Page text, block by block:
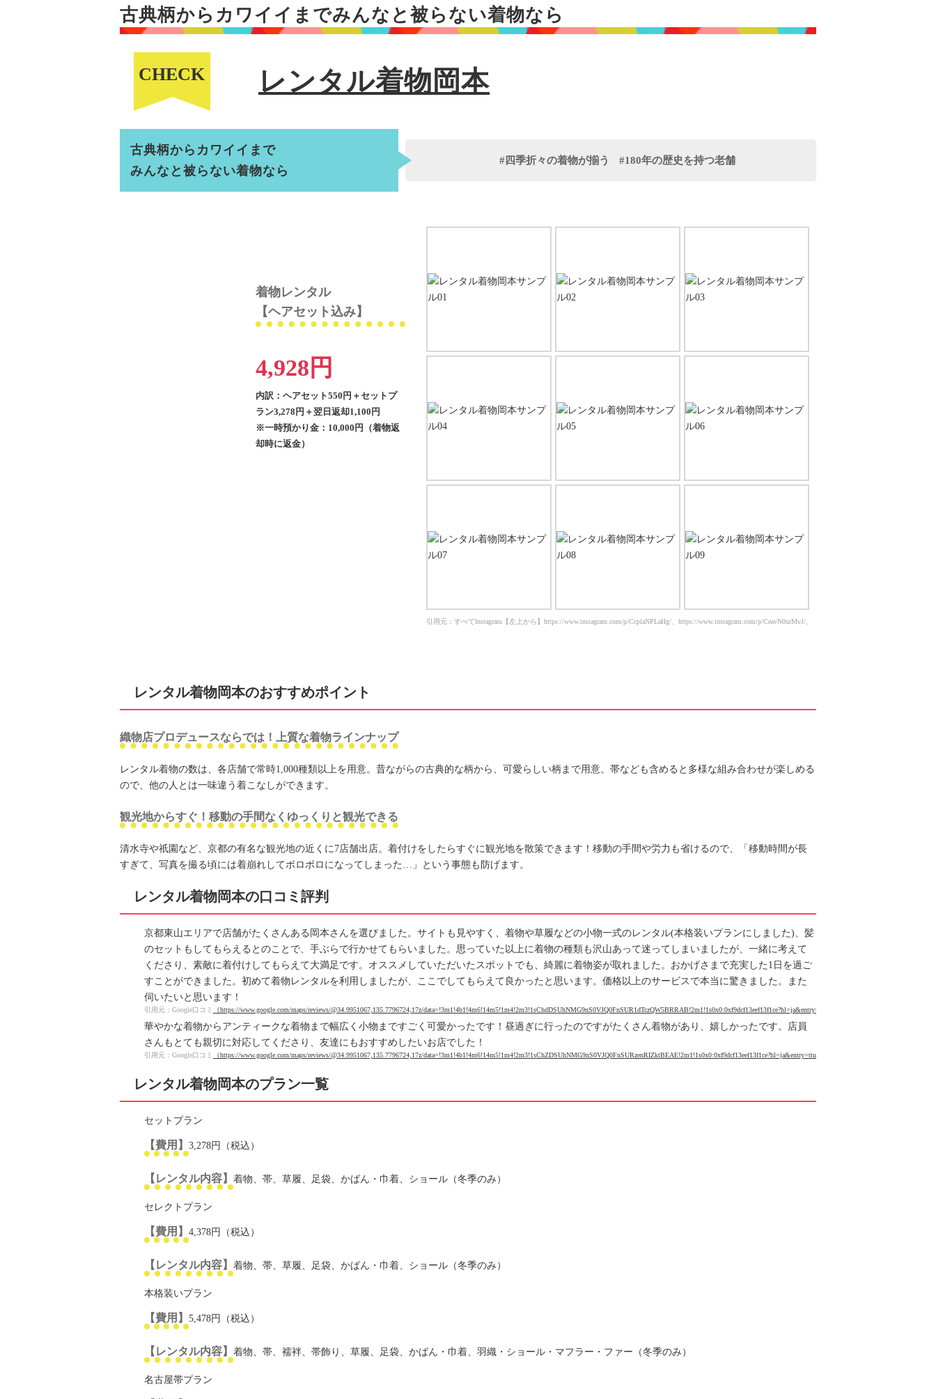
古典柄からカワイイまでみんなと被らない着物なら
CHECK レンタル着物岡本
古典柄からカワイイまで
みんなと被らない着物なら
#四季折々の着物が揃う #180年の歴史を持つ老舗
着物レンタル
【ヘアセット込み】
4,928円
内訳：ヘアセット550円＋セットプ
ラン3,278円＋翌日返却1,100円
※一時預かり金：10,000円（着物返
却時に返金）
引用元：すべてInstagram【左上から】https://www.instagram.com/p/CcplaNPLaHg/、https://www.instagram.com/p/CeavN0urMvJ/、https://www.instagram.com/p/
レンタル着物岡本のおすすめポイント
織物店プロデュースならでは！上質な着物ラインナップ
レンタル着物の数は、各店舗で常時1,000種類以上を用意。昔ながらの古典的な柄から、可愛らしい柄まで用意。帯なども含めると多様な組み合わせが楽しめる
ので、他の人とは一味違う着こなしができます。
観光地からすぐ！移動の手間なくゆっくりと観光できる
清水寺や祇園など、京都の有名な観光地の近くに7店舗出店。着付けをしたらすぐに観光地を散策できます！移動の手間や労力も省けるので、「移動時間が長
すぎて、写真を撮る頃には着崩れしてボロボロになってしまった…」という事態も防げます。
レンタル着物岡本の口コミ評判
京都東山エリアで店舗がたくさんある岡本さんを選びました。サイトも見やすく、着物や草履などの小物一式のレンタル(本格装いプランにしました)、髪
のセットもしてもらえるとのことで、手ぶらで行かせてもらいました。思っていた以上に着物の種類も沢山あって迷ってしまいましたが、一緒に考えて
くださり、素敵に着付けしてもらえて大満足です。オススメしていただいたスポットでも、綺麗に着物姿が取れました。おかげさまで充実した1日を過ご
すことができました。初めて着物レンタルを利用しましたが、ここでしてもらえて良かったと思います。価格以上のサービスで本当に驚きました。また
伺いたいと思います！
引用元：Google口コミ （https://www.google.com/maps/reviews/@34.9951067,135.7796724,17z/
華やかな着物からアンティークな着物まで幅広く小物まですごく可愛かったです！昼過ぎに行ったのですがたくさん着物があり、嬉しかったです。店員
さんもとても親切に対応してくださり、友達にもおすすめしたいお店でした！
引用元：Google口コミ （https://www.google.com/maps/reviews/@34.9951067,135.7796724,17z/
レンタル着物岡本のプラン一覧
セットプラン
【費用】 3,278円（税込）
【レンタル内容】 着物、帯、草履、足袋、かばん・巾着、ショール（冬季のみ）
セレクトプラン
【費用】 4,378円（税込）
【レンタル内容】 着物、帯、草履、足袋、かばん・巾着、ショール（冬季のみ）
本格装いプラン
【費用】 5,478円（税込）
【レンタル内容】 着物、帯、襦袢、帯飾り、草履、足袋、かばん・巾着、羽織・ショール・マフラー・ファー（冬季のみ）
名古屋帯プラン